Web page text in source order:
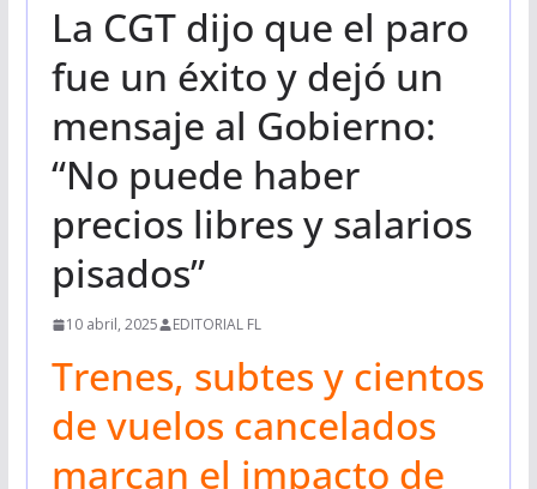
La CGT dijo que el paro
fue un éxito y dejó un
mensaje al Gobierno:
“No puede haber
precios libres y salarios
pisados”
10 abril, 2025 EDITORIAL FL
Trenes, subtes y cientos
de vuelos cancelados
marcan el impacto de